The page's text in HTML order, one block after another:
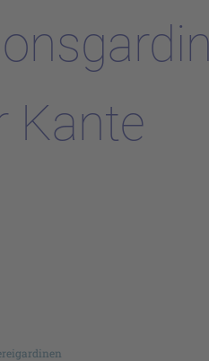
Kante